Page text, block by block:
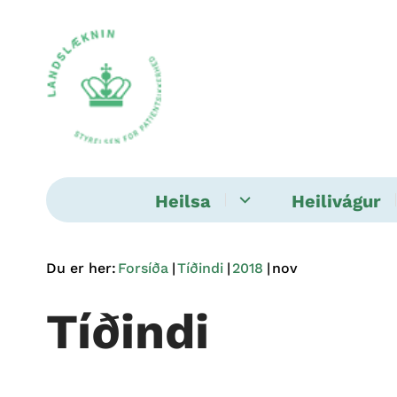
Heilsa Heilivágur
Du er her: Forsíða Tíðindi 2018 nov
Tíðindi